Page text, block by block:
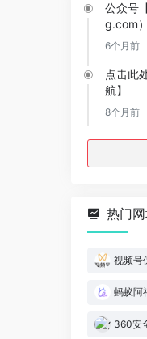
公众号
g.com
6个月前
点击此
航】
8个月前
热门
蚂蚁阿
360安